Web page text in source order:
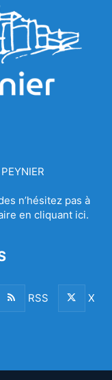
n’hésitez pas à
en cliquant ici.
RSS X